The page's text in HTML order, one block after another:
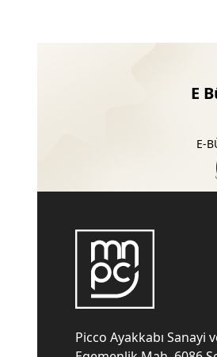
E
E-
Picco Ayakkabı Sanayi